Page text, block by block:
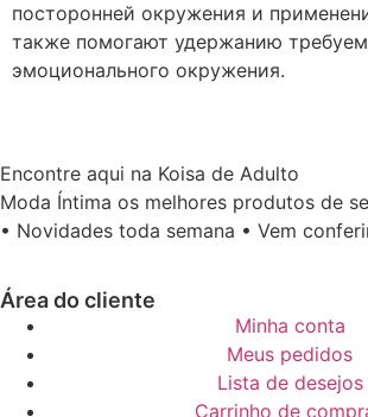
посторонней окружения и
также помогают удержанию
эмоционального окружения.
Encontre aqui na Koisa de Adulto
Moda Íntima os melhores produtos de
• Novidades toda semana • Vem
Área do cliente
Minha conta
Meus pedidos
Lista de desejos
Carrinho de